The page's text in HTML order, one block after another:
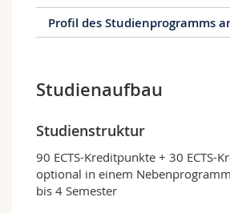
Profil des Studienprogramms
Die Universität Freiburg bietet als
Allgemeine und vergleichende
Literaturwissenschaft
studieren. Das deutsch-
Studienprogramm thematisiert
Wechselwirkungen
Studienaufbau
Studienstruktur
90 ECTS-Kreditpunkte + 30 ECTS-
optional in einem
bis 4 Semester